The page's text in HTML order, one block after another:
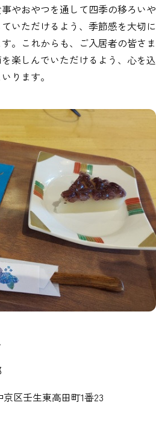
やおやつを通して四季の移ろいや
いただけるよう、季節感を大切に
。これからも、ご入居者の皆さま
楽しんでいただけるよう、心を込
ります。
区壬生東高田町1番23